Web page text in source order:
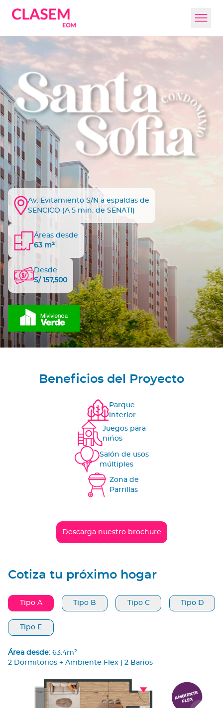
Av. Evitamiento S/N a espaldas de
SENCICO (A 5 min. de SENATI)
Áreas desde
63 m²
Desde
S/ 157,500
Beneficios del Proyecto
Parque
interior
Juegos para
niños
Salón de usos
múltiples
Zona de
Parrillas
Descarga nuestro brochure
Cotiza tu próximo hogar
Tipo A Tipo B Tipo C Tipo D
Tipo E
Área desde: 63.4m²
2 Dormitorios + Ambiente Flex | 2 Baños